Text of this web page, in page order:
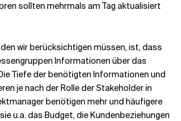
sollten mehrmals am Tag aktualisiert
wir berücksichtigen müssen, ist, dass
Informationen über das
Tiefe der benötigten Informationen und
je nach der Rolle der Stakeholder in
benötigen mehr und häufigere
u.a. das Budget, die Kundenbeziehungen